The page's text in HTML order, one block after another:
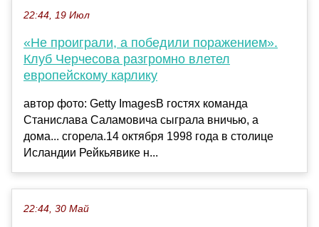
22:44, 19 Июл
«Не проиграли, а победили поражением».
Клуб Черчесова разгромно влетел
европейскому карлику
автор фото: Getty ImagesВ гостях команда
Станислава Саламовича сыграла вничью, а
дома... сгорела.14 октября 1998 года в столице
Исландии Рейкьявике н...
22:44, 30 Май